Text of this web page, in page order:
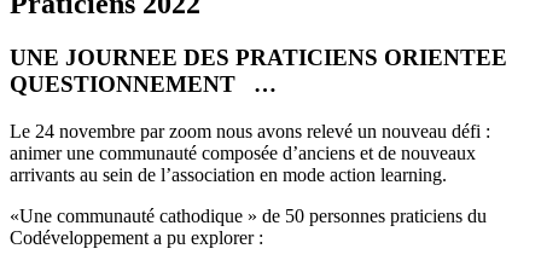
UNE JOURNEE DES PRATICIENS ORIENTEE
QUESTIONNEMENT …
Le 24 novembre par zoom nous avons relevé un nouveau défi :
animer une communauté composée d’anciens et de nouveaux
arrivants au sein de l’association en mode action learning.
«Une communauté cathodique » de 50 personnes praticiens du
Codéveloppement a pu explorer :